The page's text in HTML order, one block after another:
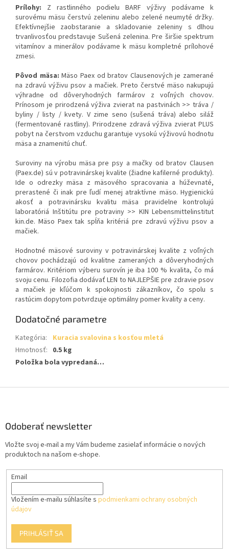
Prílohy: Z rastlinného podielu BARF výživy podávame k
surovému mäsu čerstvú zeleninu alebo zelené neumyté držky.
Efektívnejšie zaobstaranie a skladovanie zeleniny s dlhou
trvanlivosťou predstavuje Sušená zelenina. Pre širšie spektrum
vitamínov a minerálov podávame k mäsu kompletné prílohové
zmesi.
Pôvod mäsa: Mäso Paex od bratov Clausenových je zamerané
na zdravú výživu psov a mačiek. Preto čerstvé mäso nakupujú
výhradne od dôveryhodných farmárov z voľných chovov.
Prínosom je prirodzená výživa zvierat na pastvinách >> tráva /
byliny / listy / kvety. V zime seno (sušená tráva) alebo siláž
(fermentované rastliny). Prirodzene zdravá výživa zvierat PLUS
pobyt na čerstvom vzduchu garantuje vysokú výživovú hodnotu
mäsa a znamenitú chuť.
Suroviny na výrobu mäsa pre psy a mačky od bratov Clausen
(Paex.de) sú v potravinárskej kvalite (žiadne kafilerné produkty).
Ide o odrezky mäsa z mäsového spracovania a húževnaté,
prerastené či inak pre ľudí menej atraktívne mäso. Hygienickú
akosť a potravinársku kvalitu mäsa pravidelne kontrolujú
laboratóriá Inštitútu pre potraviny >> KIN Lebensmittelinstitut
kin.de. Mäso Paex tak spĺňa kritériá pre zdravú výživu psov a
mačiek.
Hodnotné mäsové suroviny v potravinárskej kvalite z voľných
chovov pochádzajú od kvalitne zameraných a dôveryhodných
farmárov. Kritériom výberu surovín je iba 100 % kvalita, čo má
svoju cenu. Filozofia dodávať LEN to NAJLEPŠIE pre zdravie psov
a mačiek je kľúčom k spokojnosti zákazníkov, čo spolu s
rastúcim dopytom potvrdzuje optimálny pomer kvality a ceny.
Dodatočné parametre
Kategória:
Kuracia svalovina s kosťou mletá
Hmotnosť: 0.5 kg
Položka bola vypredaná…
Odoberať newsletter
Vložte svoj e-mail a my Vám budeme zasielať informácie o nových
produktoch na našom e-shope.
Email
Vložením e-mailu súhlasíte s podmienkami ochrany osobných
údajov
PRIHLÁSIŤ SA